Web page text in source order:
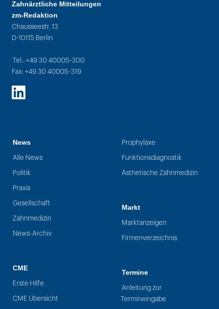
Zahnärztliche Mitteilungen
zm-Redaktion
Chausseestr. 13
D-10115 Berlin
Tel.: +49 30 40005-300
Fax: +49 30 40005-319
LinkedIn
News
Alle News
Politik
Praxis
Gesellschaft
Zahnmedizin
News-Archiv
CME
Erste Hilfe
CME Übersicht
Prophylaxe
Funktionsdiagnostik
Ästhetische Zahnmedizin
Markt
Marktanzeigen
Firmenverzeichnis
Termine
Anleitung zur
Termineingabe